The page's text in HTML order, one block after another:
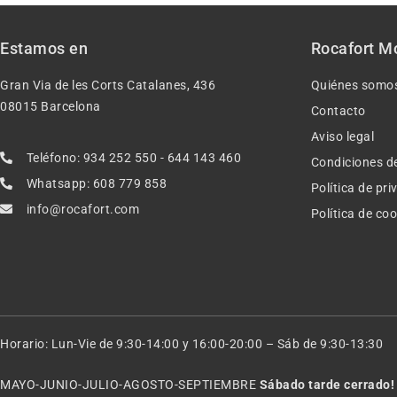
Estamos en
Gran Via de les Corts Catalanes, 436
08015 Barcelona
Teléfono: 934 252 550 - 644 143 460
Whatsapp: 608 779 858
info@rocafort.com
Rocafort
Quiénes
Contacto
Aviso legal
Condiciones
Política de
Política de
Horario: Lun-Vie de 9:30-14:00 y 16:00-20:00 – Sáb de 9:30-13:30
MAYO-JUNIO-JULIO-AGOSTO-SEPTIEMBRE Sábado tarde cerrado!